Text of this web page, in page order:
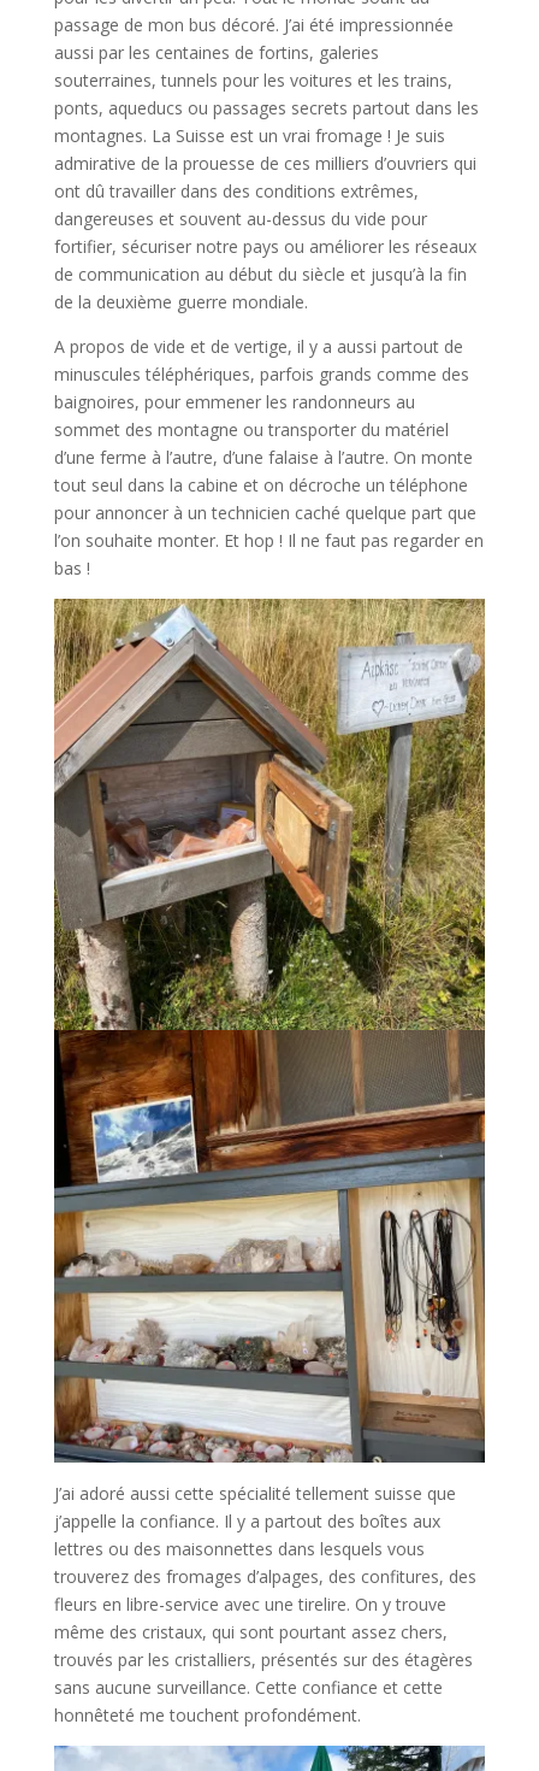
passage de mon bus décoré. J’ai été impressionnée
aussi par les centaines de fortins, galeries
souterraines, tunnels pour les voitures et les trains,
ponts, aqueducs ou passages secrets partout dans les
montagnes. La Suisse est un vrai fromage ! Je suis
admirative de la prouesse de ces milliers d’ouvriers qui
ont dû travailler dans des conditions extrêmes,
dangereuses et souvent au-dessus du vide pour
fortifier, sécuriser notre pays ou améliorer les réseaux
de communication au début du siècle et jusqu’à la fin
de la deuxième guerre mondiale.
A propos de vide et de vertige, il y a aussi partout de
minuscules téléphériques, parfois grands comme des
baignoires, pour emmener les randonneurs au
sommet des montagne ou transporter du matériel
d’une ferme à l’autre, d’une falaise à l’autre. On monte
tout seul dans la cabine et on décroche un téléphone
pour annoncer à un technicien caché quelque part que
l’on souhaite monter. Et hop ! Il ne faut pas regarder en
bas !
J’ai adoré aussi cette spécialité tellement suisse que
j’appelle la confiance. Il y a partout des boîtes aux
lettres ou des maisonnettes dans lesquels vous
trouverez des fromages d’alpages, des confitures, des
fleurs en libre-service avec une tirelire. On y trouve
même des cristaux, qui sont pourtant assez chers,
trouvés par les cristalliers, présentés sur des étagères
sans aucune surveillance. Cette confiance et cette
honnêteté me touchent profondément.